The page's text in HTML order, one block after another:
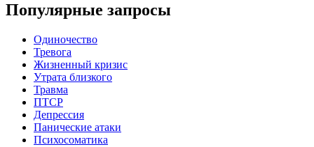
Популярные запросы
Одиночество
Тревога
Жизненный кризис
Утрата близкого
Травма
ПТСР
Депрессия
Панические атаки
Психосоматика